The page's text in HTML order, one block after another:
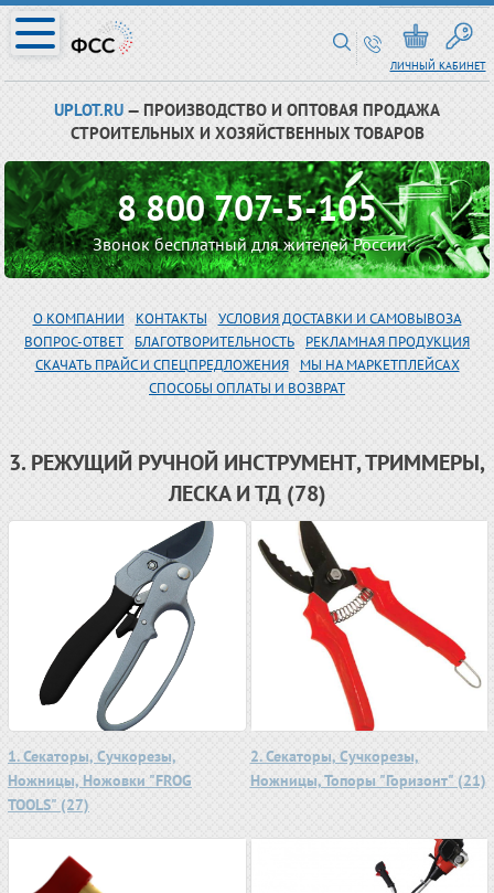
ЛИЧНЫЙ КАБИНЕТ
UPLOT.RU — ПРОИЗВОДСТВО И ОПТОВАЯ ПРОДАЖА
СТРОИТЕЛЬНЫХ И ХОЗЯЙСТВЕННЫХ ТОВАРОВ
8 800 707-5-105
Звонок бесплатный для жителей России
О КОМПАНИИ КОНТАКТЫ
УСЛОВИЯ ДОСТАВКИ И САМОВЫВОЗА
ВОПРОС-ОТВЕТ
БЛАГОТВОРИТЕЛЬНОСТЬ
РЕКЛАМНАЯ ПРОДУКЦИЯ
СКАЧАТЬ ПРАЙС И СПЕЦПРЕДЛОЖЕНИЯ
МЫ НА МАРКЕТПЛЕЙСАХ
СПОСОБЫ ОПЛАТЫ И ВОЗВРАТ
3. РЕЖУЩИЙ РУЧНОЙ ИНСТРУМЕНТ, ТРИММЕРЫ,
ЛЕСКА И ТД (78)
1. Секаторы, Сучкорезы,
Ножницы, Ножовки "FROG
TOOLS" (27)
2. Секаторы, Сучкорезы,
Ножницы, Топоры "Горизонт" (21)